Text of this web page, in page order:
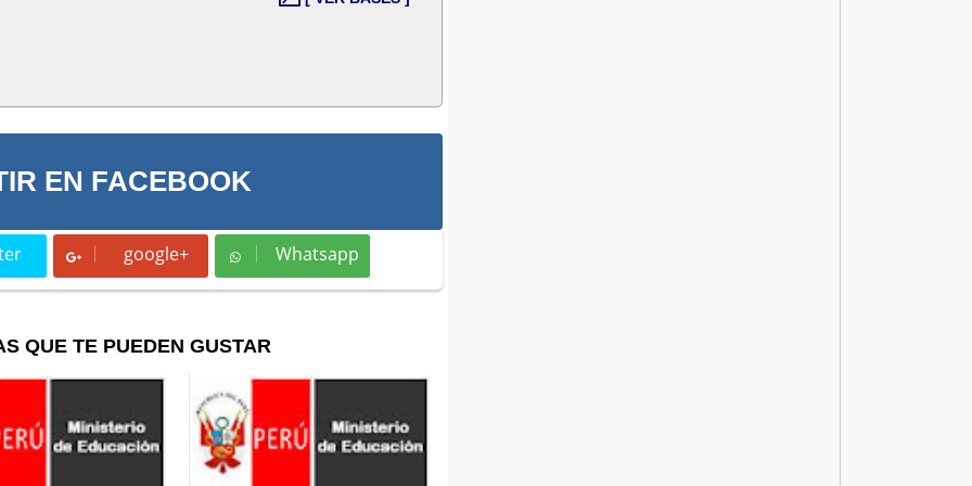
EN FACEBOOK
google+ Whatsapp
Whatsapp
QUE TE PUEDEN GUSTAR